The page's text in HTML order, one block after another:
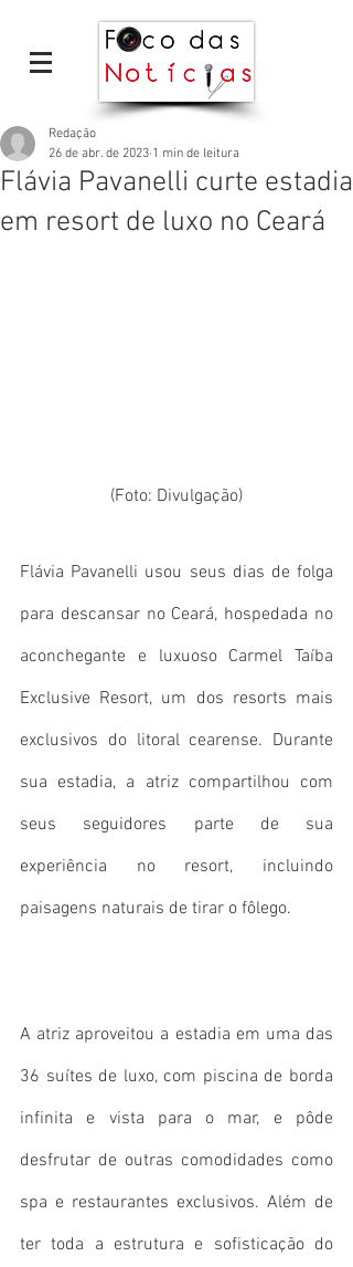
Flávia Pavanelli curte estadia
em resort de luxo no Ceará
Redação
26 de abr. de 2023 1 min de leitura
(Foto: Divulgação)
Flávia Pavanelli usou seus dias de folga
para descansar no Ceará, hospedada no
aconchegante e luxuoso Carmel Taíba
Exclusive Resort, um dos resorts mais
exclusivos do litoral cearense. Durante
sua estadia, a atriz compartilhou com
seus seguidores parte de sua
experiência no resort, incluindo
paisagens naturais de tirar o fôlego.
A atriz aproveitou a estadia em uma das
36 suítes de luxo, com piscina de borda
infinita e vista para o mar, e pôde
desfrutar de outras comodidades como
spa e restaurantes exclusivos. Além de
ter toda a estrutura e sofisticação do